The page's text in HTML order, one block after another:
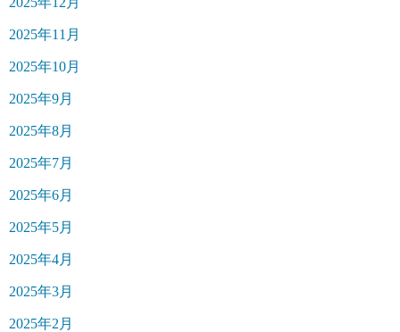
2025年11月
2025年10月
2025年9月
2025年8月
2025年7月
2025年6月
2025年5月
2025年4月
2025年3月
2025年2月